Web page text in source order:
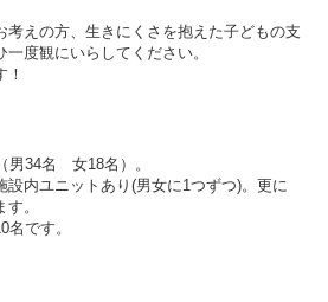
考えの方、生きにくさを抱えた子どもの支
度観にいらしてください。
！
男34名 女18名）。
設内ユニットあり(男女に1つずつ)。更に
。
です。